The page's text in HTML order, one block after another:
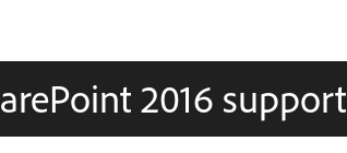
2016 support